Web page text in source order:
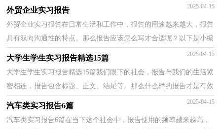
是小编整理的大学生文员实习报告，供大家参考借鉴，希望可...
外贸企业实习报告 2025-04-15
外贸企业实习报告在日常生活和工作中，报告的用途越来越大，报告
具有双向沟通性的特点。那么报告应该怎么写才合适呢？以下是小编
精心整理的外贸企业实习报告，仅供参考，欢迎大家阅读...
大学生学生实习报告精选15篇 2025-04-15
大学生学生实习报告精选15篇我们眼下的社会，报告与我们的生活紧
密相连，报告包含标题、正文、结尾等。那么什么样的报告才是有效
的呢？下面是小编为大家整理的大学生学生实习报告...
汽车类实习报告6篇 2025-04-15
汽车类实习报告6篇在当下这个社会中，报告使用的频率越来越高，